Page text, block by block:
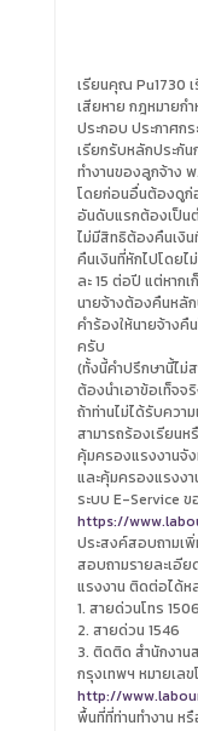
เรียนคุณ Pu1730
เสียหาย กฎหมายก
ประกอบ ประกาศก
เรียกรับหลักประกัน
ทำงานของลูกจ้าง
โดยก่อนอื่นต้องดูก่
อันดับแรกต้องเป็น
ไม่มีสิทธิต้องคืนเงิน
คืนเงินที่หักไปโดย
ละ 15 ต่อปี แต่หากเ
นายจ้างต้องคืนหลัก
คำร้องให้นายจ้างคื
ครับ
(ทั้งนี้คำปรึกษานี้ไม่
ต้องนำเอาข้อเท็จจ
ถ้าท่านไม่ได้รับควา
สามารถร้องเรียน
คุ้มครองแรงงานจั
และคุ้มครองแรงง
ระบบ E-Service ข
https://
ประสงค์สอบถามเพิ่
สอบถามรายละเอี
แรงงาน ติดต่อได้ห
1. สายด่วนโทร
2. สายด่วน 1546
3. ติดติด สำนักงา
กรุงเทพฯ หมายเล
http://
พื้นที่ที่ท่านทำงาน ห